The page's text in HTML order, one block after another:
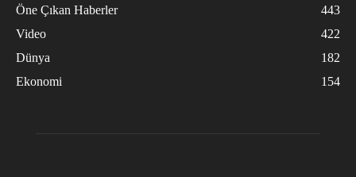
Öne Çıkan Haberler
443
Video
422
Dünya
182
Ekonomi
154